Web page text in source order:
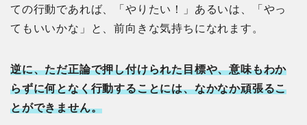
ての行動であれば、「やりたい！」あるいは、「やっ
てもいいかな」と、前向きな気持ちになれます。
逆に、ただ正論で押し付けられた目標や、意味もわか
らずに何となく行動することには、なかなか頑張るこ
とができません。